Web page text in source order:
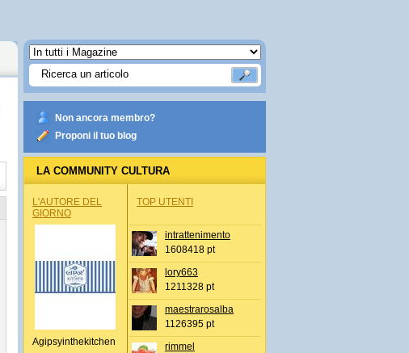
Non ancora membro?
Proponi il tuo blog
LA COMMUNITY CULTURA
L'AUTORE DEL
GIORNO
Agipsyinthekitchen
TOP UTENTI
intrattenimento
1608418 pt
lory663
1211328 pt
maestrarosalba
1126395 pt
rimmel